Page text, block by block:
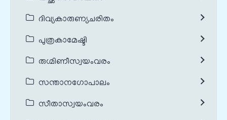
ദിവ്യകാരുണ്യചരിതം
പുത്രകാമേഷ്ടി
രുഗ്മിണീസ്വയംവരം
സന്താനഗോപാലം
സീതാസ്വയംവരം